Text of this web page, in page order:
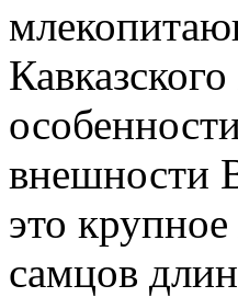
внешности
это
самцов